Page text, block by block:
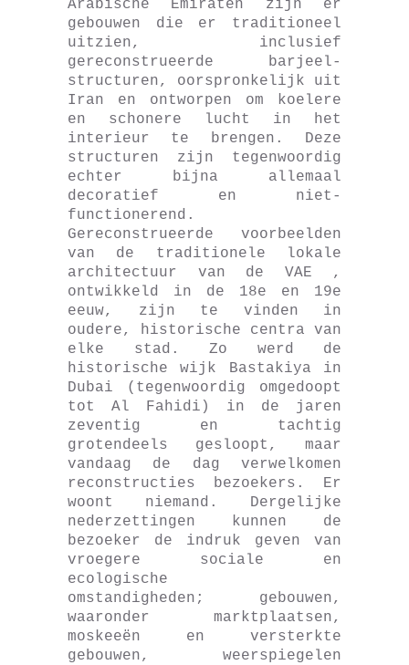
Arabische Emiraten zijn er
gebouwen die er traditioneel
uitzien, inclusief
gereconstrueerde barjeel-
structuren, oorspronkelijk uit
Iran en ontworpen om koelere
en schonere lucht in het
interieur te brengen. Deze
structuren zijn tegenwoordig
echter bijna allemaal
decoratief en niet-
functionerend.
Gereconstrueerde voorbeelden
van de traditionele lokale
architectuur van de VAE ,
ontwikkeld in de 18e en 19e
eeuw, zijn te vinden in
oudere, historische centra van
elke stad. Zo werd de
historische wijk Bastakiya in
Dubai (tegenwoordig omgedoopt
tot Al Fahidi) in de jaren
zeventig en tachtig
grotendeels gesloopt, maar
vandaag de dag verwelkomen
reconstructies bezoekers. Er
woont niemand. Dergelijke
nederzettingen kunnen de
bezoeker de indruk geven van
vroegere sociale en
ecologische
omstandigheden; gebouwen,
waaronder marktplaatsen,
moskeeën en versterkte
gebouwen, weerspiegelen